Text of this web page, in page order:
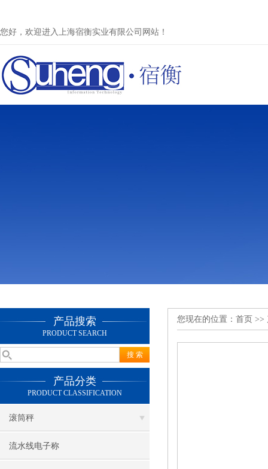
您好，欢迎进入上海宿衡实业有限公司网站！
产品搜索
PRODUCT SEARCH
产品分类
PRODUCT CLASSIFICATION
滚筒秤
流水线电子称
您现在的位置： 首页 >>